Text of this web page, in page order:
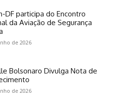
DF participa do Encontro
da Aviação de Segurança
de 2026
Bolsonaro Divulga Nota de
de 2026